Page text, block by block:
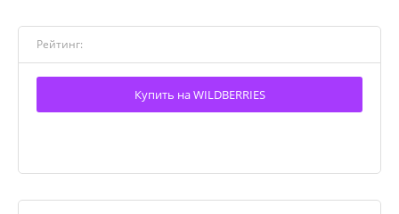
Рейтинг:
Купить на WILDBERRIES